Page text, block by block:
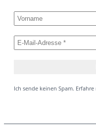
Ich sende keinen Spam.